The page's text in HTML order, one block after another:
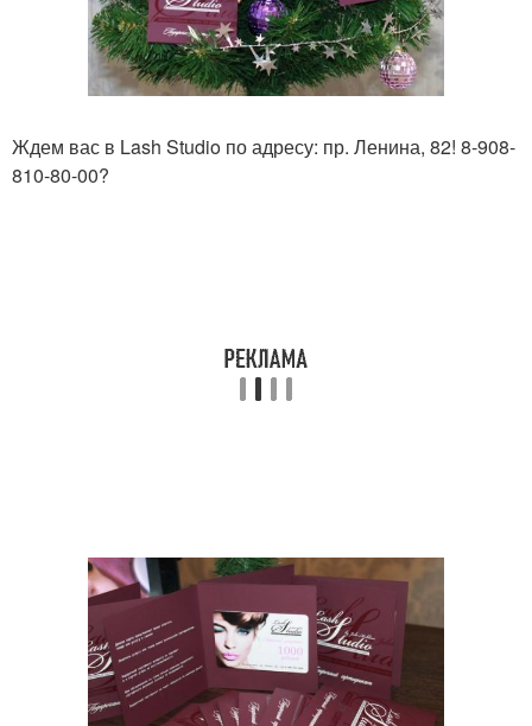
Ждем вас в Lash Studio по адресу: пр. Ленина, 82! 8-908-
810-80-00?